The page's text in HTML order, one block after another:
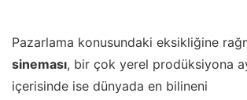
Pazarlama konusundaki eksikliğine
sineması, bir çok yerel prodüksiyona
içerisinde ise dünyada en bilineni